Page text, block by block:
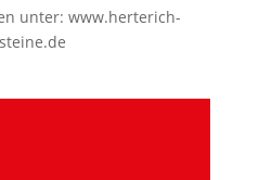
unter:www.herterich-